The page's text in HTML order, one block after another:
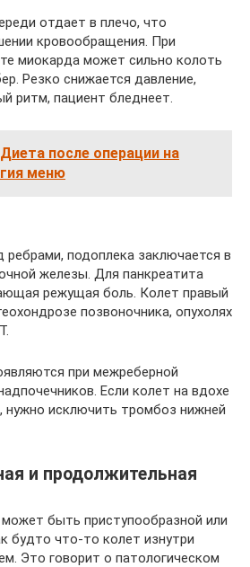
отдает в плечо, что
кровообращения. При
миокарда может сильно колоть
Резко снижается давление,
ритм, пациент бледнеет.
Диета после операции на
меню
ребрами, подоплека заключается в
железы. Для панкреатита
режущая боль. Колет правый
позвоночника, опухолях
при межреберной
Если колет на вдохе
нужно исключить тромбоз нижней
и продолжительная
быть приступообразной или
будто что-то колет изнутри
Это говорит о патологическом